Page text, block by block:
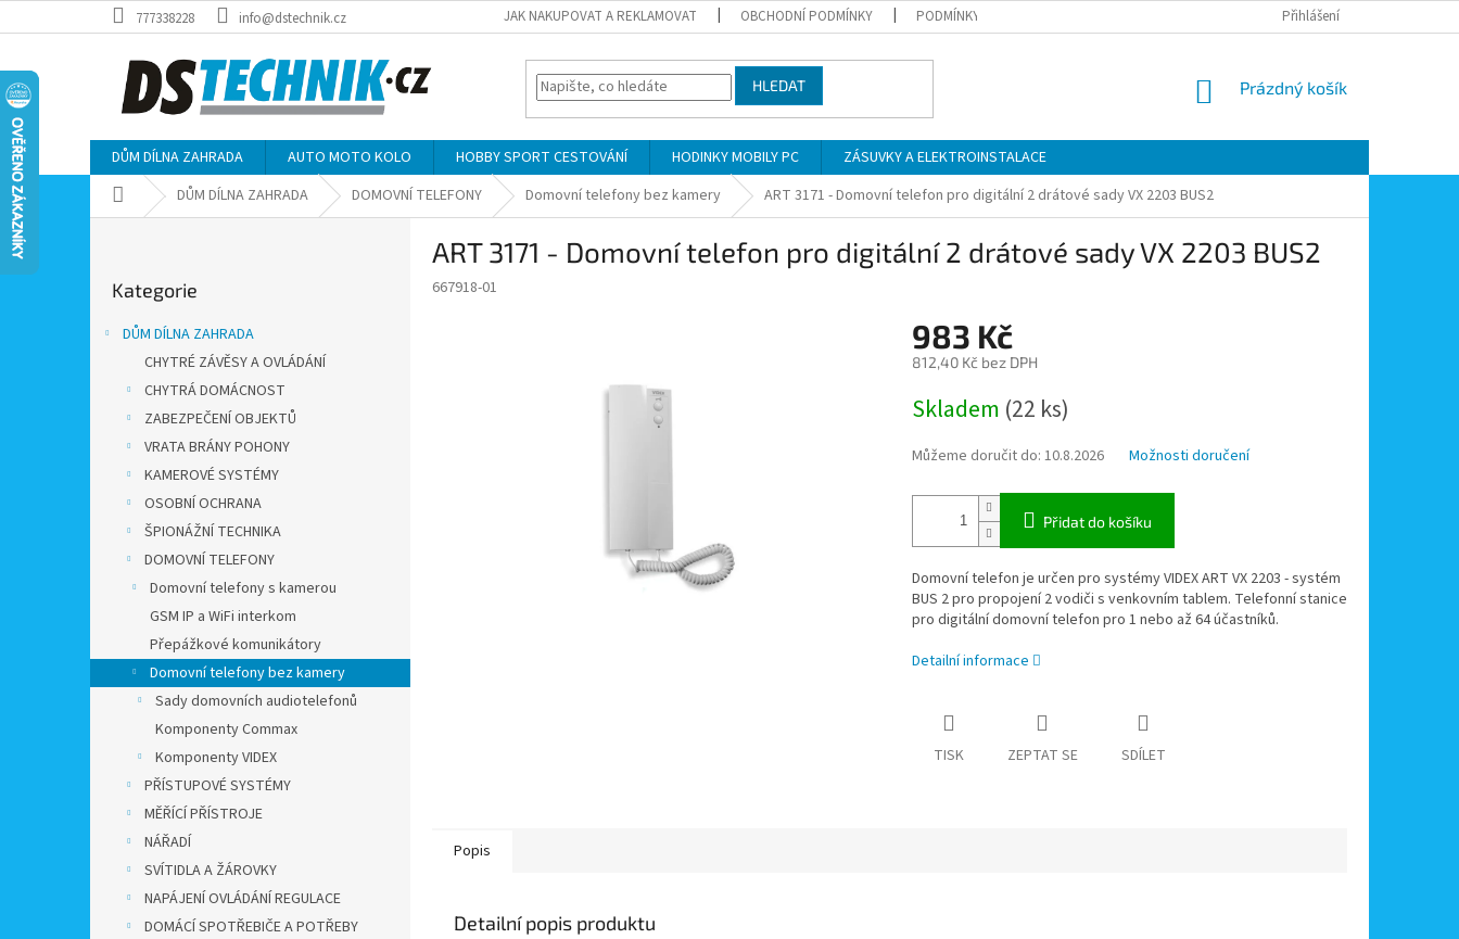
na
777338228 info@dstechnik.cz JAK NAKUPOVAT A REKLAMOVAT OBCHODNÍ PODMÍNKY PODMÍNKY OCHRANY OSOBNÍCH ÚDAJŮ MOJE OBJEDNÁVKA
Přihlášení
HLEDAT
NÁKUPNÍ
Prázdný košík
DŮM DÍLNA ZAHRADA AUTO MOTO KOLO HOBBY SPORT CESTOVÁNÍ HODINKY MOBILY PC
ZÁSUVKY A ELEKTROINSTALACE
Domů DŮM DÍLNA ZAHRADA DOMOVNÍ TELEFONY Domovní telefony bez kamery ART 3171 - Domovní telefon pro digitální 2 drátové sady VX 2203 BUS2
kategorie
Kategorie
DŮM DÍLNA ZAHRADA
CHYTRÉ ZÁVĚSY A OVLÁDÁNÍ
CHYTRÁ DOMÁCNOST
ZABEZPEČENÍ OBJEKTŮ
VRATA BRÁNY POHONY
KAMEROVÉ SYSTÉMY
OSOBNÍ OCHRANA
ŠPIONÁŽNÍ TECHNIKA
DOMOVNÍ TELEFONY
Domovní telefony s kamerou
GSM IP a WiFi interkom
Přepážkové komunikátory
Domovní telefony bez kamery
Sady domovních audiotelefonů
Komponenty Commax
Komponenty VIDEX
PŘÍSTUPOVÉ SYSTÉMY
MĚŘÍCÍ PŘÍSTROJE
NÁŘADÍ
SVÍTIDLA A ŽÁROVKY
NAPÁJENÍ OVLÁDÁNÍ REGULACE
DOMÁCÍ SPOTŘEBIČE A POTŘEBY
ART 3171 - Domovní telefon pro digitální 2 drátové sady VX 2203 BUS2
667918-01
983 Kč
812,40 Kč bez DPH
cena:
Skladem (22 ks)
Můžeme doručit do: 10.8.2026 Možnosti doručení
Přidat do košíku
Domovní telefon je určen pro systémy VIDEX ART VX 2203 - systém
BUS 2 pro propojení 2 vodiči s venkovním tablem. Telefonní stanice
pro digitální domovní telefon pro 1 nebo až 64 účastníků.
Detailní informace
TISK ZEPTAT SE SDÍLET
Popis
Detailní popis produktu